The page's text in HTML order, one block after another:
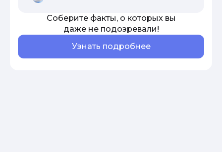
Соберите факты, о которых вы
даже не подозревали!
Узнать подробнее